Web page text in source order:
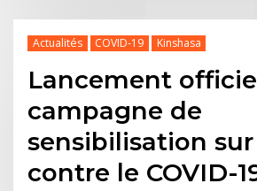
Actualités COVID-19 Kinshasa
Lancement
campagne de
sensibilisation
contre le COVID-